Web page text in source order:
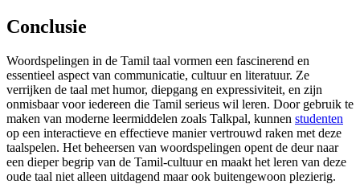
Conclusie
Woordspelingen in de Tamil taal vormen een fascinerend en
essentieel aspect van communicatie, cultuur en literatuur. Ze
verrijken de taal met humor, diepgang en expressiviteit, en zijn
onmisbaar voor iedereen die Tamil serieus wil leren. Door gebruik te
maken van moderne leermiddelen zoals Talkpal, kunnen studenten
op een interactieve en effectieve manier vertrouwd raken met deze
taalspelen. Het beheersen van woordspelingen opent de deur naar
een dieper begrip van de Tamil-cultuur en maakt het leren van deze
oude taal niet alleen uitdagend maar ook buitengewoon plezierig.